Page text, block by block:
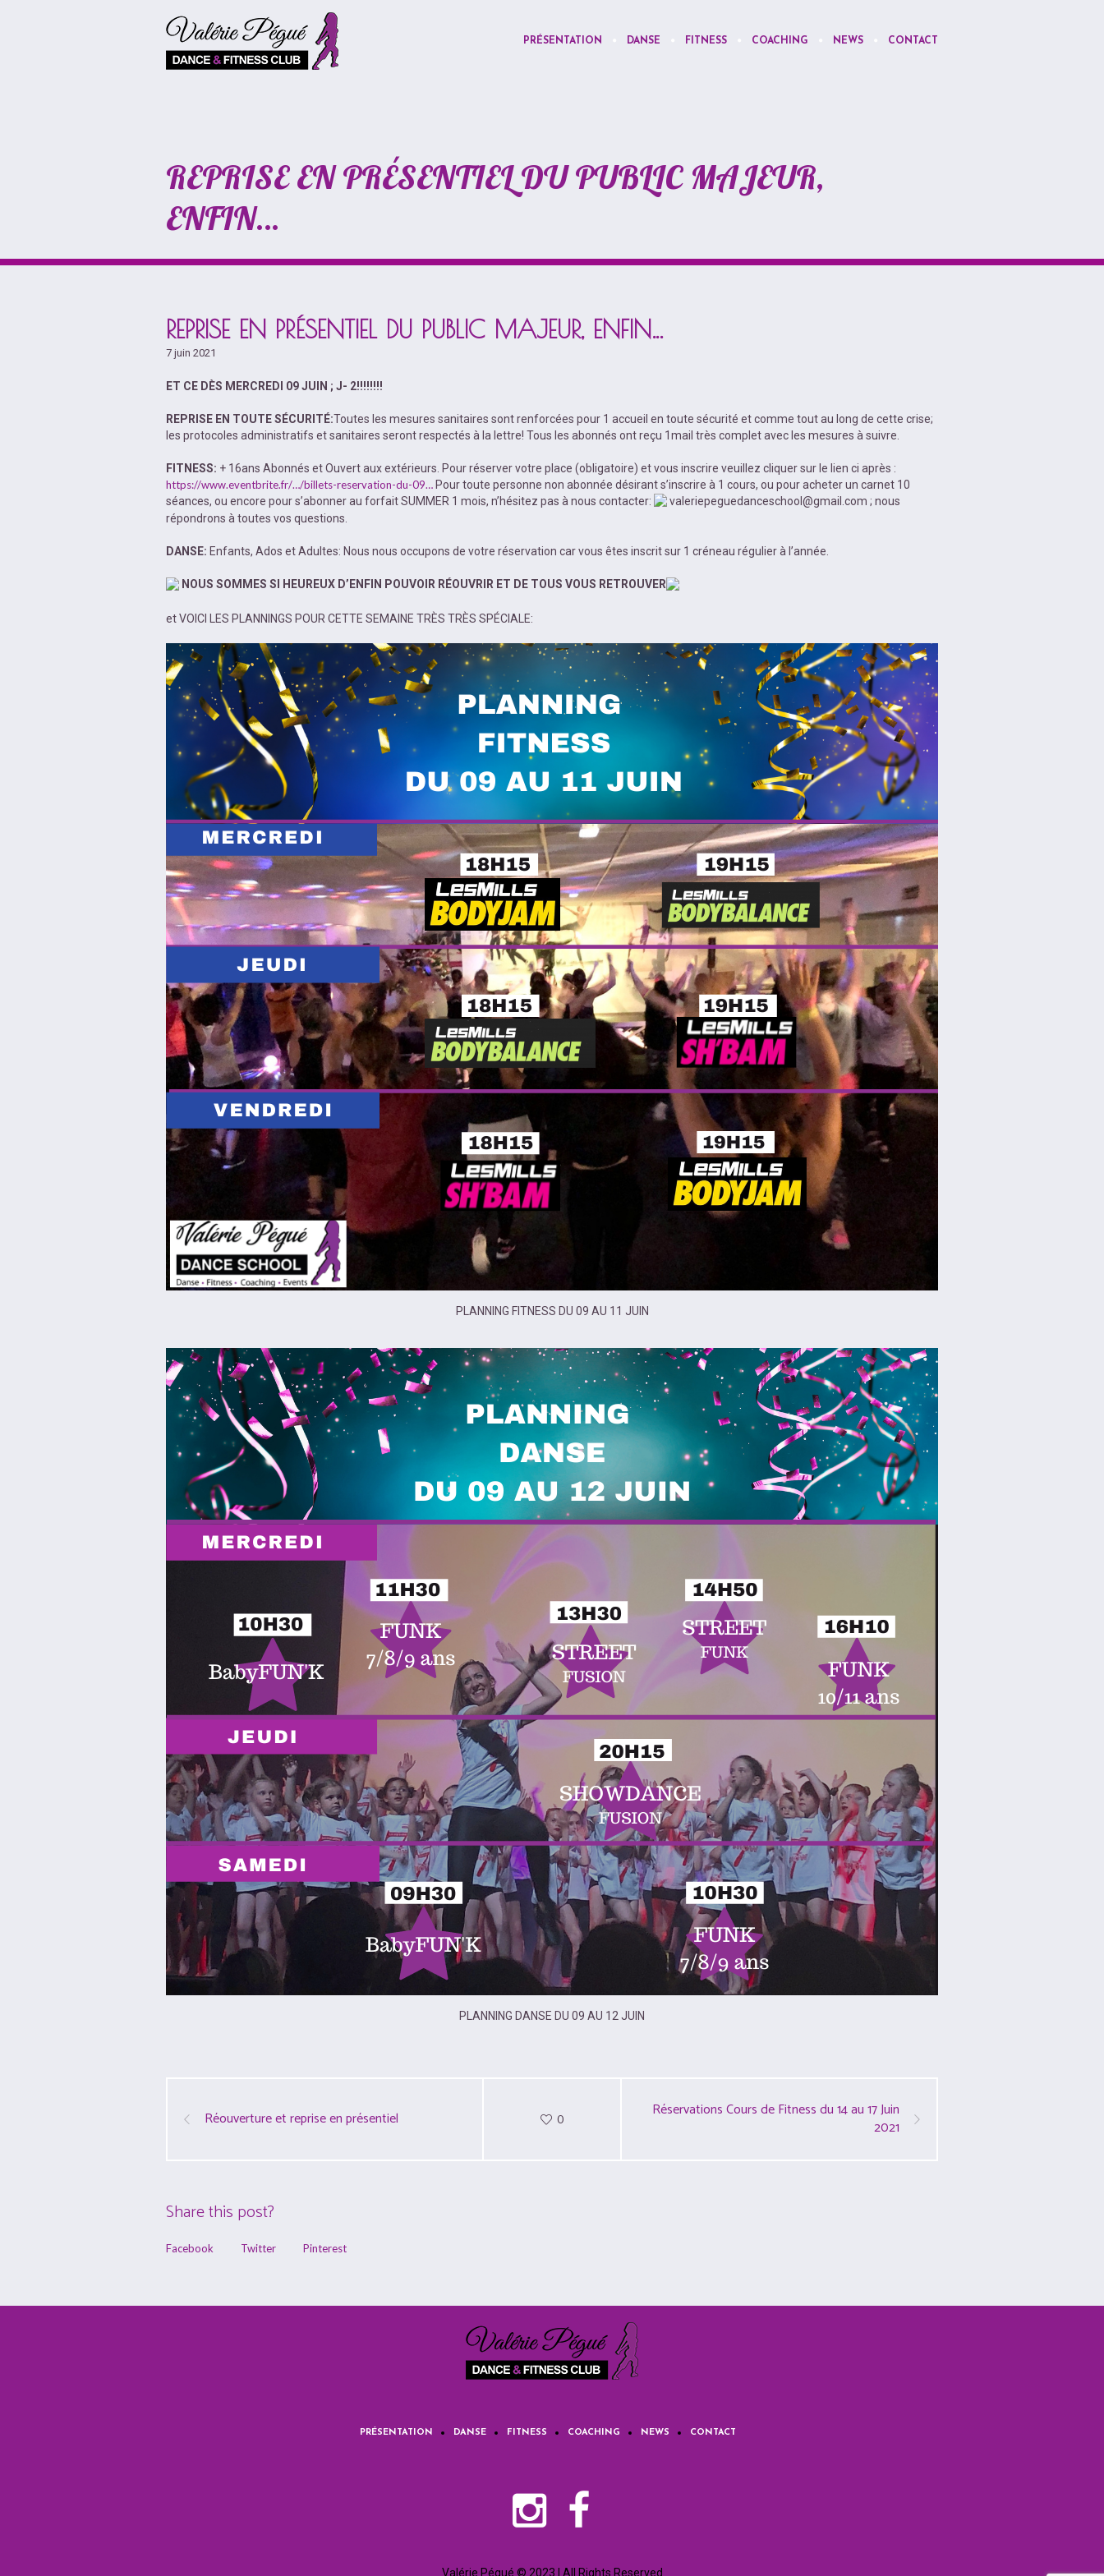
PRÉSENTATION DANSE FITNESS COACHING NEWS CONTACT
REPRISE EN PRÉSENTIEL DU PUBLIC MAJEUR,
ENFIN…
REPRISE EN PRÉSENTIEL DU PUBLIC MAJEUR, ENFIN…
7 juin 2021
ET CE DÈS MERCREDI 09 JUIN ; J- 2!!!!!!!!
REPRISE EN TOUTE SÉCURITÉ:Toutes les mesures sanitaires sont renforcées pour 1 accueil en toute sécurité et comme tout au long de cette crise;
les protocoles administratifs et sanitaires seront respectés à la lettre! Tous les abonnés ont reçu 1mail très complet avec les mesures à suivre.
FITNESS: + 16ans Abonnés et Ouvert aux extérieurs. Pour réserver votre place (obligatoire) et vous inscrire veuillez cliquer sur le lien ci après :
https://www.eventbrite.fr/…/billets-reservation-du-09… Pour toute personne non abonnée désirant s’inscrire à 1 cours, ou pour acheter un carnet 10
séances, ou encore pour s’abonner au forfait SUMMER 1 mois, n’hésitez pas à nous contacter:
valeriepeguedanceschool@gmail.com ; nous
répondrons à toutes vos questions.
DANSE: Enfants, Ados et Adultes: Nous nous occupons de votre réservation car vous êtes inscrit sur 1 créneau régulier à l’année.
NOUS SOMMES SI HEUREUX D’ENFIN POUVOIR RÉOUVRIR ET DE TOUS VOUS RETROUVER
et VOICI LES PLANNINGS POUR CETTE SEMAINE TRÈS TRÈS SPÉCIALE:
PLANNING FITNESS DU 09 AU 11 JUIN
PLANNING DANSE DU 09 AU 12 JUIN
0
Réouverture et reprise en présentiel
Réservations Cours de Fitness du 14 au 17 Juin
2021
Share this post?
Facebook Twitter Pinterest
PRÉSENTATION DANSE FITNESS COACHING NEWS CONTACT
Valérie Pégué © 2023 | All Rights Reserved